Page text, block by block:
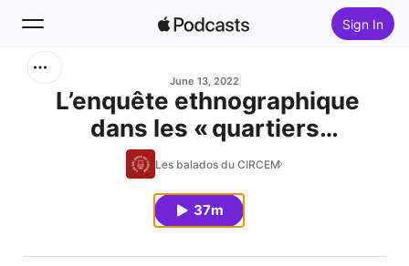
Sign In
June 13, 2022
L’enquête ethnographique
dans les « quartiers
d’évaluation de la
radicalisation » (QER) des
prisons françaises
Les balados du CIRCEM
37m